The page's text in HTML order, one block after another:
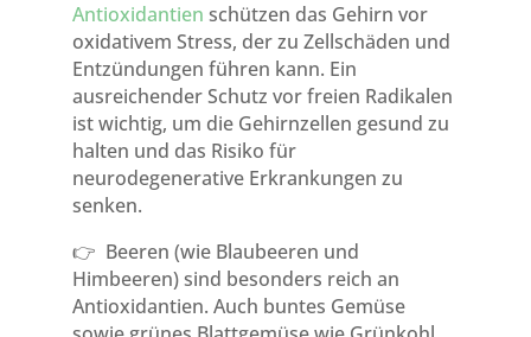
Antioxidantien schützen das Gehirn vor
oxidativem Stress, der zu Zellschäden und
Entzündungen führen kann. Ein
ausreichender Schutz vor freien Radikalen
ist wichtig, um die Gehirnzellen gesund zu
halten und das Risiko für
neurodegenerative Erkrankungen zu
senken.
👉 Beeren (wie Blaubeeren und
Himbeeren) sind besonders reich an
Antioxidantien. Auch buntes Gemüse